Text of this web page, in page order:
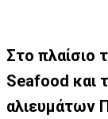
Στο πλαίσιο
Seafood και
αλιευμάτων